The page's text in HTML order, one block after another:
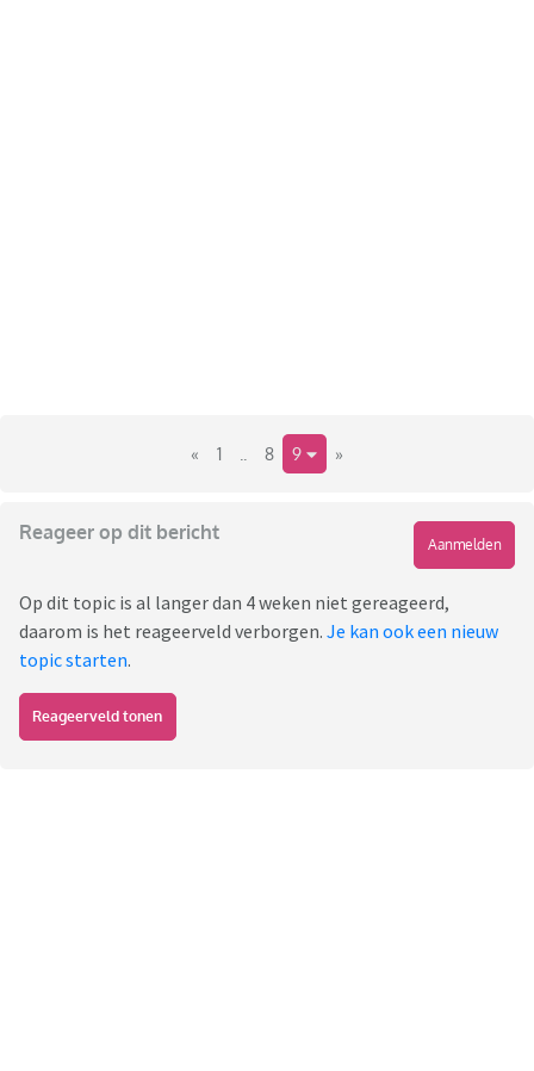
« 1 8 9 »
Reageer op dit bericht
Aanmelden
Op dit topic is al langer dan 4 weken niet gereageerd,
daarom is het reageerveld verborgen. Je kan ook een nieuw
topic starten.
Reageerveld tonen